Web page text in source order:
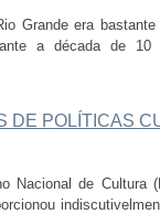
Grande era
a década de
DE POLÍTICAS
Nacional de Cultura